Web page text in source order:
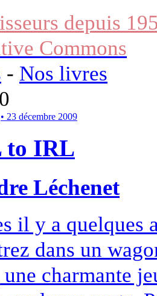
depuis
Commons
- Nos livres
• 23 décembre 2009
to IRL
Léchenet
il y a quelques
dans un
charmante